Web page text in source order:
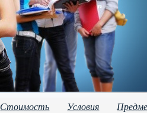
Стоимость Условия